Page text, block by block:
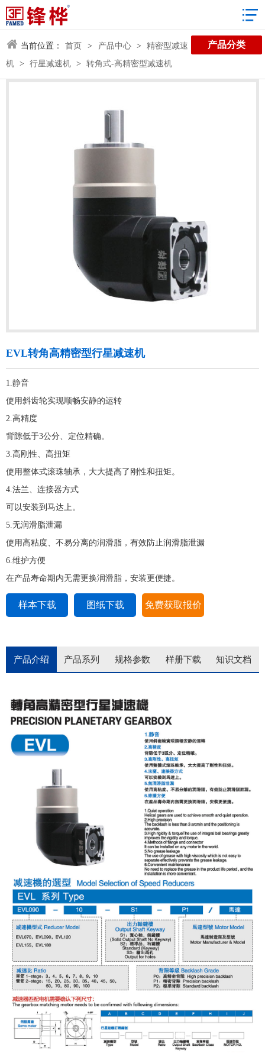
当前位置： 首页 > 产品中心 >
精密型减速
机 > 行星减速机 > 转角式-高精密型减速机
3D数据库
产品分类
EVL转角高精密型行星减速机
1.静音
使用斜齿轮实现顺畅安静的运转
2.高精度
背隙低于3公分、定位精确。
3.高刚性、高扭矩
使用整体式滚珠轴承，大大提高了刚性和扭矩。
4.法兰、连接器方式
可以安装到马达上。
5.无润滑脂泄漏
使用高粘度、不易分离的润滑脂，有效防止润滑脂泄漏
6.维护方便
在产品寿命期内无需更换润滑脂，安装更便捷。
样本下载 图纸下载 免费获取报价
产品介绍 产品系列 规格参数 样册下载 知识文档